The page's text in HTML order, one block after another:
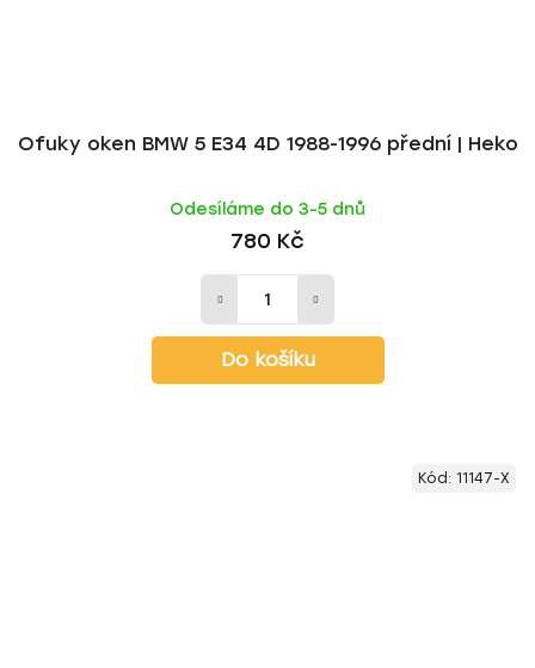
Ofuky oken BMW 5 E34 4D 1988-1996 přední | Heko
Odesíláme do 3-5 dnů
780 Kč
Do košíku
Kód: 11147-X